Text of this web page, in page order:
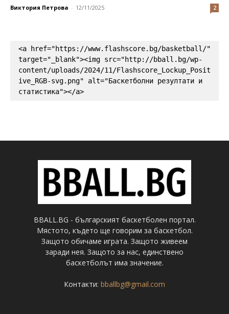
Виктория Петрова - 12/11/2025 2
<a href="https://www.flashscore.bg/basketball/"
target="_blank"><img src="http://bball.bg/wp-
content/uploads/2024/11/Flashscore_Lockup_Posit
ive_RGB-svg.png" alt="Баскетболни резултати и
статистика"></a>
BBALL.BG - българският баскетболен портал.
Мястото, където ще говорим за баскетбол.
Защото обичаме играта. Защото живеем
заради нея. Защото за нас, единствено
баскетболът има значение.
Контакти: bballbg@gmail.com